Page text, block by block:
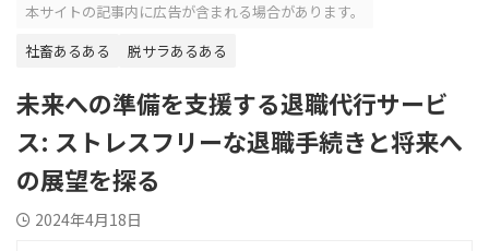
本サイトの記事内に広告が含まれる場合があります。
社畜あるある
脱サラあるある
未来への準備を支援する退職代行サービ
ス: ストレスフリーな退職手続きと将来へ
の展望を探る
2024年4月18日